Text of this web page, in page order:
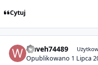
Cytuj
waveh74489
Opublikowano 1 Lipca